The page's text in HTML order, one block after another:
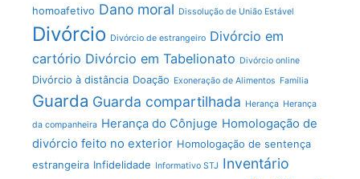
homoafetivo Dano moral Dissolução de União Estável
Divórcio Divórcio de estrangeiro Divórcio em
cartório Divórcio em Tabelionato Divórcio online
Divórcio à distância Doação Exoneração de Alimentos Família
Guarda Guarda compartilhada Herança Herança
da companheira Herança do Cônjuge Homologação de
divórcio feito no exterior Homologação de sentença
estrangeira Infidelidade Informativo STJ Inventário